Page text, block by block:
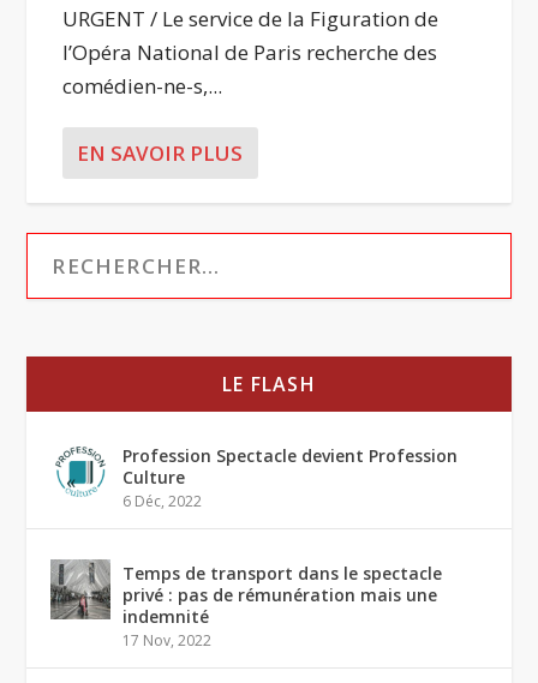
URGENT / Le service de la Figuration de
l’Opéra National de Paris recherche des
comédien-ne-s,...
EN SAVOIR PLUS
LE FLASH
Profession Spectacle devient Profession
Culture
6 Déc, 2022
Temps de transport dans le spectacle
privé : pas de rémunération mais une
indemnité
17 Nov, 2022